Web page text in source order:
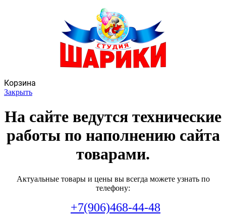
Корзина
Закрыть
На сайте ведутся технические
работы по наполнению сайта
товарами.
Актуальные товары и цены вы всегда можете узнать по
телефону:
+7(906)468-44-48